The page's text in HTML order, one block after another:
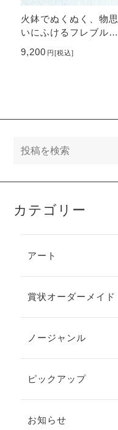
火鉢でぬくぬく、物思
いにふけるフレブルさ
9,200 円[税込]
カテゴリー
アート
賞状オーダーメイド
ノージャンル
ピックアップ
お知らせ